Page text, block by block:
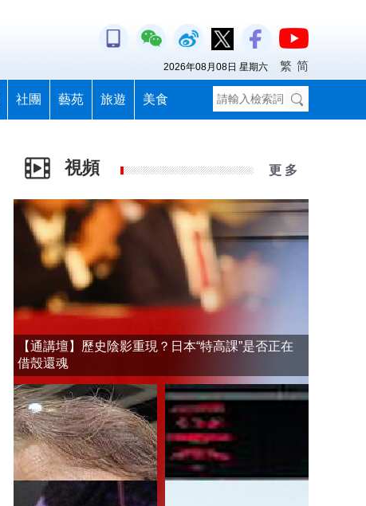
社團 藝苑 旅遊 美食
2026年08月08日 星期六 繁 简
視頻 更 多
【通講壇】歷史陰影重現？日本“特高課”是否正在
借殼還魂